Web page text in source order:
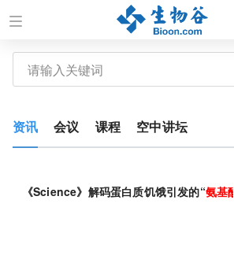
资讯 会议 课程 空中讲坛
《Science》解码蛋白质饥饿引发的“氨基酸